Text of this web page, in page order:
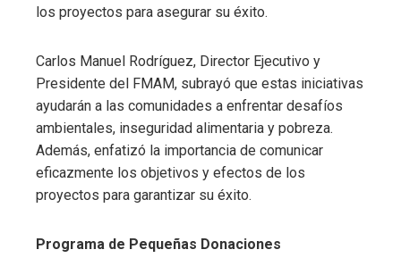
los proyectos para asegurar su éxito.
Carlos Manuel Rodríguez, Director Ejecutivo y
Presidente del FMAM, subrayó que estas iniciativas
ayudarán a las comunidades a enfrentar desafíos
ambientales, inseguridad alimentaria y pobreza.
Además, enfatizó la importancia de comunicar
eficazmente los objetivos y efectos de los
proyectos para garantizar su éxito.
Programa de Pequeñas Donaciones